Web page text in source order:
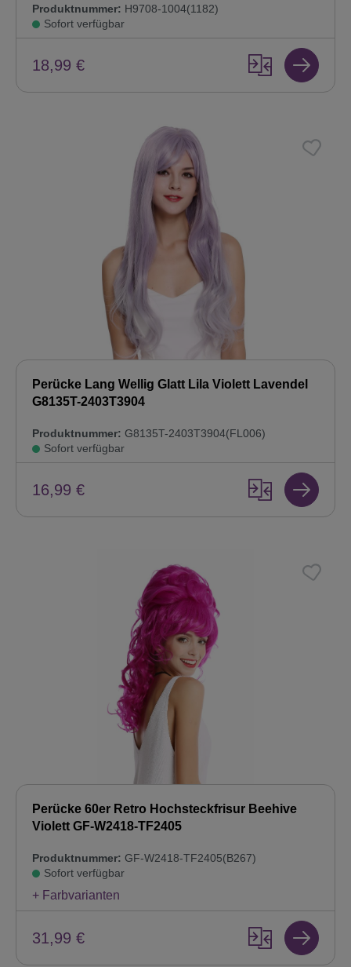
Produktnummer: H9708-1004(1182)
Sofort verfügbar
18,99 €
Perücke Lang Wellig Glatt Lila Violett Lavendel
G8135T-2403T3904
Produktnummer: G8135T-2403T3904(FL006)
Sofort verfügbar
16,99 €
Perücke 60er Retro Hochsteckfrisur Beehive
Violett GF-W2418-TF2405
Produktnummer: GF-W2418-TF2405(B267)
Sofort verfügbar
+ Farbvarianten
31,99 €